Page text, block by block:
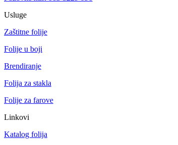
Usluge
Zaštitne folije
Folije u boji
Brendiranje
Folija za stakla
Folije za farove
Linkovi
Katalog folija